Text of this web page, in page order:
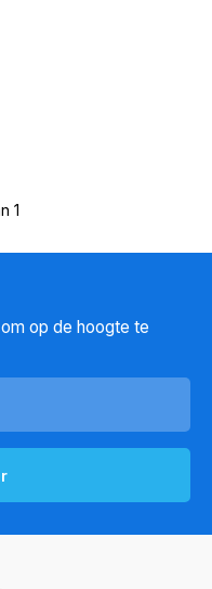
1
op de hoogte te